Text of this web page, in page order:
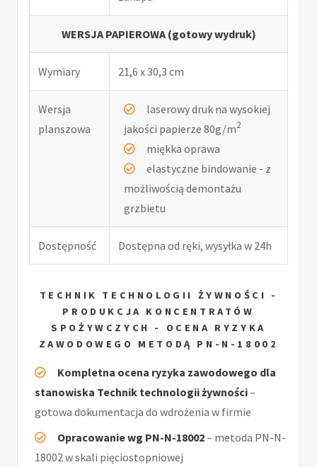
WERSJA PAPIEROWA (gotowy wydruk)
Wymiary 21,6 x 30,3 cm
Wersja
planszowa
laserowy druk na wysokiej
jakości papierze 80g/m2
miękka oprawa
elastyczne bindowanie - z
możliwością demontażu
grzbietu
Dostępność Dostępna od ręki, wysyłka w 24h
TECHNIK TECHNOLOGII ŻYWNOŚCI -
PRODUKCJA KONCENTRATÓW
SPOŻYWCZYCH - OCENA RYZYKA
ZAWODOWEGO METODĄ PN-N-18002
Kompletna ocena ryzyka zawodowego dla
stanowiska Technik technologii żywności–
gotowa dokumentacja do wdrożenia w firmie
Opracowanie wg PN-N-18002– metoda PN-N-
18002 w skali pięciostopniowej